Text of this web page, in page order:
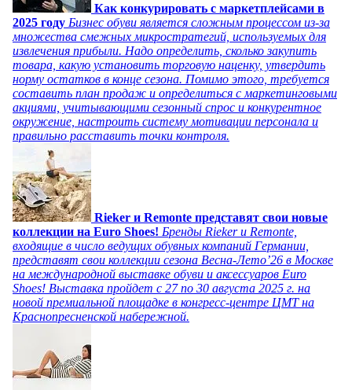
Как конкурировать с маркетплейсами в
2025 году Бизнес обуви является сложным процессом из-за
множества смежных микростратегий, используемых для
извлечения прибыли. Надо определить, сколько закупить
товара, какую установить торговую наценку, утвердить
норму остатков в конце сезона. Помимо этого, требуется
составить план продаж и определиться с маркетинговыми
акциями, учитывающими сезонный спрос и конкурентное
окружение, настроить систему мотивации персонала и
правильно расставить точки контроля.
Rieker и Remonte представят свои новые
коллекции на Euro Shoes! Бренды Rieker и Remonte,
входящие в число ведущих обувных компаний Германии,
представят свои коллекции сезона Весна-Лето’26 в Москве
на международной выставке обуви и аксессуаров Euro
Shoes! Выставка пройдет c 27 по 30 августа 2025 г. на
новой премиальной площадке в конгресс-центре ЦМТ на
Краснопресненской набережной.